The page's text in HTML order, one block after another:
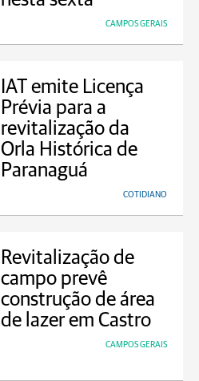
CAMPOS GERAIS
IAT emite Licença
Prévia para a
revitalização da
Orla Histórica de
Paranaguá
COTIDIANO
Revitalização de
campo prevê
construção de área
de lazer em Castro
CAMPOS GERAIS